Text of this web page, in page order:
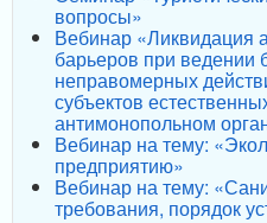
вопросы»
Вебинар «Ликвидация
барьеров при ведении
неправомерных
субъектов
антимонопольном
Вебинар на тему:
предприятию»
Вебинар на тему:
требования, порядок